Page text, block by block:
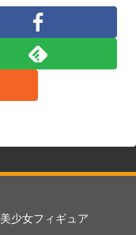
美少女フィギュア